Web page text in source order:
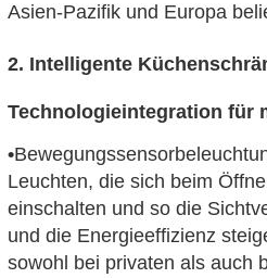
Asien-Pazifik und Europa
2. Intelligente
Technologieintegration für
•
Leuchten, die sich beim
einschalten und so die
und die Energieeffizienz
sowohl bei privaten als auch